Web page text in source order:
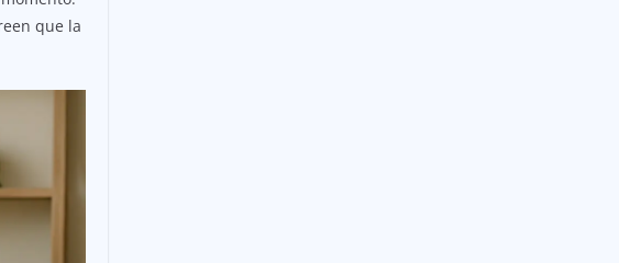
que la